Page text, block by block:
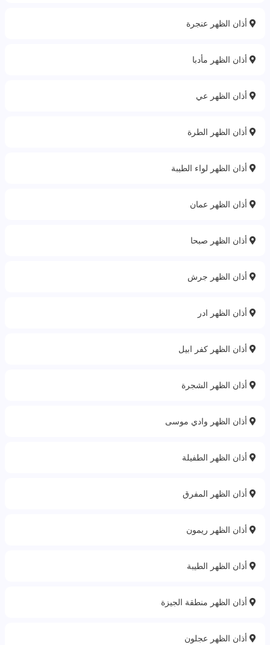
أذان الظهر عنجرة
أذان الظهر مأدبا
أذان الظهر عي
أذان الظهر الطرة
أذان الظهر لواء الطيبة
أذان الظهر عمان
أذان الظهر صبحا
أذان الظهر جرش
أذان الظهر ادر
أذان الظهر كفر ابيل
أذان الظهر الشجرة
أذان الظهر وادي موسى
أذان الظهر الطفيلة
أذان الظهر المفرق
أذان الظهر ريمون
أذان الظهر الطيبة
أذان الظهر منطقة الجيزة
أذان الظهر عجلون